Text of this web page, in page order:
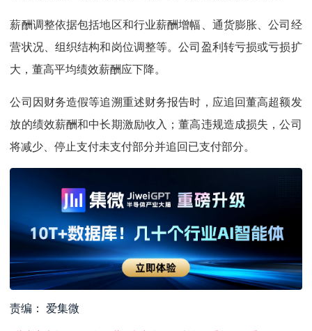
薪酬调整依据包括地区和行业薪酬增幅、通货膨胀、公司经
营状况、组织结构和岗位调整等。公司盈利转亏损或亏损扩
大，董高平均绩效薪酬应下降。
公司因财务造假等追溯重述财务报告时，应追回董高超额发
放的绩效薪酬和中长期激励收入；董高违规造成损失，公司
将减少、停止支付未支付部分并追回已支付部分。
责编： 爱集微